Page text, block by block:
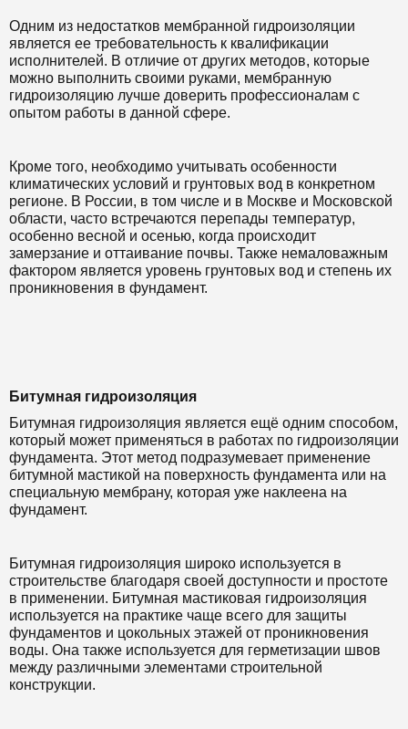
Одним из недостатков мембранной гидроизоляции
является ее требовательность к квалификации
исполнителей. В отличие от других методов, которые
можно выполнить своими руками, мембранную
гидроизоляцию лучше доверить профессионалам с
опытом работы в данной сфере.
Кроме того, необходимо учитывать особенности
климатических условий и грунтовых вод в конкретном
регионе. В России, в том числе и в Москве и Московской
области, часто встречаются перепады температур,
особенно весной и осенью, когда происходит
замерзание и оттаивание почвы. Также немаловажным
фактором является уровень грунтовых вод и степень их
проникновения в фундамент.
Битумная гидроизоляция
Битумная гидроизоляция является ещё одним способом,
который может применяться в работах по гидроизоляции
фундамента. Этот метод подразумевает применение
битумной мастикой на поверхность фундамента или на
специальную мембрану, которая уже наклеена на
фундамент.
Битумная гидроизоляция широко используется в
строительстве благодаря своей доступности и простоте
в применении. Битумная мастиковая гидроизоляция
используется на практике чаще всего для защиты
фундаментов и цокольных этажей от проникновения
воды. Она также используется для герметизации швов
между различными элементами строительной
конструкции.